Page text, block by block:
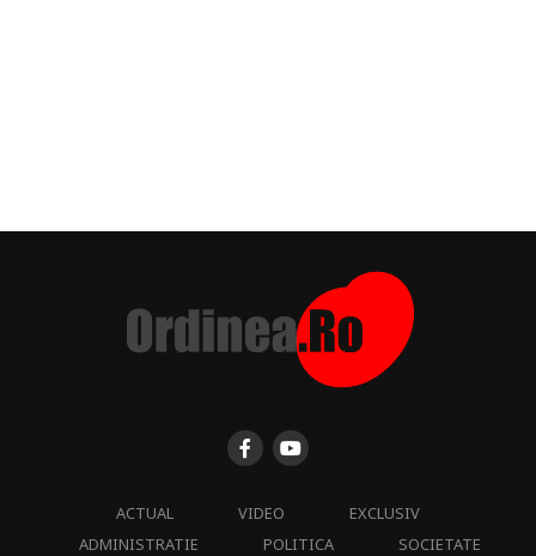
ACTUAL VIDEO
EXCLUSIV
ADMINISTRATIE
POLITICA
SOCIETATE